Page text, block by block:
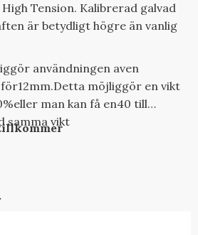
Tension. Kalibrerad galvad
är betydligt högre än vanlig
användningen aven
12mm.Detta möjliggör en vikt
eller man kan få en40 till
samma vikt